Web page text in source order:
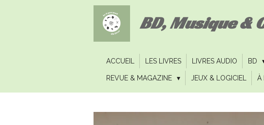
BD, Musique &
ACCUEIL LES LIVRES LIVRES AUDIO BD
REVUE & MAGAZINE JEUX & LOGICIEL À